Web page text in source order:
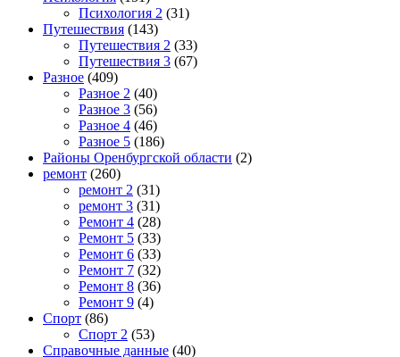
Психология 2 (31)
Путешествия (143)
Путешествия 2 (33)
Путешествия 3 (67)
Разное (409)
Разное 2 (40)
Разное 3 (56)
Разное 4 (46)
Разное 5 (186)
Районы Оренбургской области (2)
ремонт (260)
ремонт 2 (31)
ремонт 3 (31)
Ремонт 4 (28)
Ремонт 5 (33)
Ремонт 6 (33)
Ремонт 7 (32)
Ремонт 8 (36)
Ремонт 9 (4)
Спорт (86)
Спорт 2 (53)
Справочные данные (40)